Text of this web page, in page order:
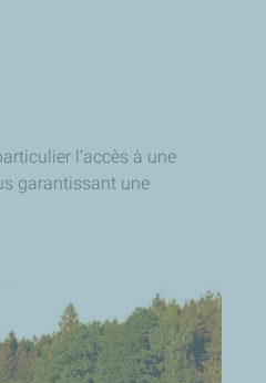
l’accès à une
garantissant une